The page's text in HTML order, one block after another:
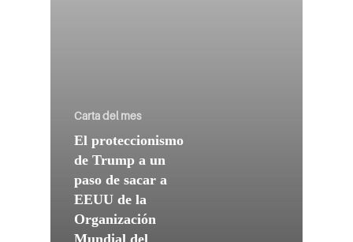
Carta del mes
El proteccionismo
de Trump a un
paso de sacar a
EEUU de la
Organización